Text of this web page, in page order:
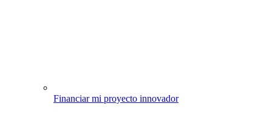
Financiar mi proyecto innovador